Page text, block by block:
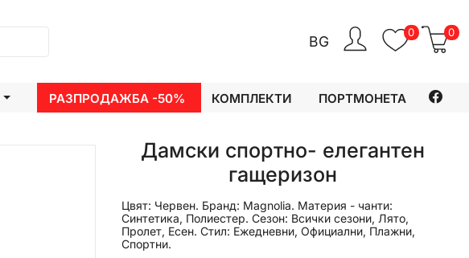
BG
0 0
РАЗПРОДАЖБА -50% КОМПЛЕКТИ ПОРТМОНЕТА
Дамски спортно- елегантен
гащеризон
Цвят: Червен. Бранд: Magnolia. Материя - чанти:
Синтетика, Полиестер. Сезон: Всички сезони, Лято,
Пролет, Есен. Стил: Ежедневни, Официални, Плажни,
Спортни.